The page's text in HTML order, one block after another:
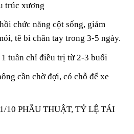
trúc xương
chức năng cột sống, giảm
tê bì chân tay trong 3-5 ngày.
tuần chỉ điều trị từ 2-3 buổi
cần chờ đợi, có chỗ để xe
10 PHẪU THUẬT, TỶ LỆ TÁI